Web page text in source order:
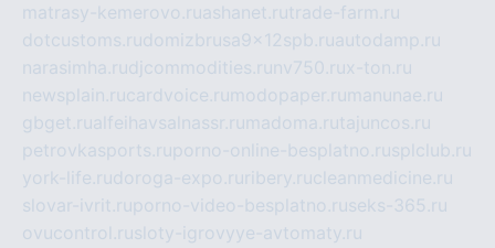
matrasy-kemerovo.ruashanet.rutrade-farm.ru
dotcustoms.rudomizbrusa9x12spb.ruautodamp.ru
narasimha.rudjcommodities.ru nv750.rux-ton.ru
newsplain.rucardvoice.ru modopaper.ru manunae.ru
gbget.rualfeihavsalnassr.ru madoma.rutajuncos.ru
petrovkasports.ruporno-online-besplatno.rusplclub.ru
york-life.rudoroga-expo.ru ribery.rucleanmedicine.ru
slovar-ivrit.ruporno-video-besplatno.ruseks-365.ru
ovucontrol.rusloty-igrovyye-avtomaty.ru